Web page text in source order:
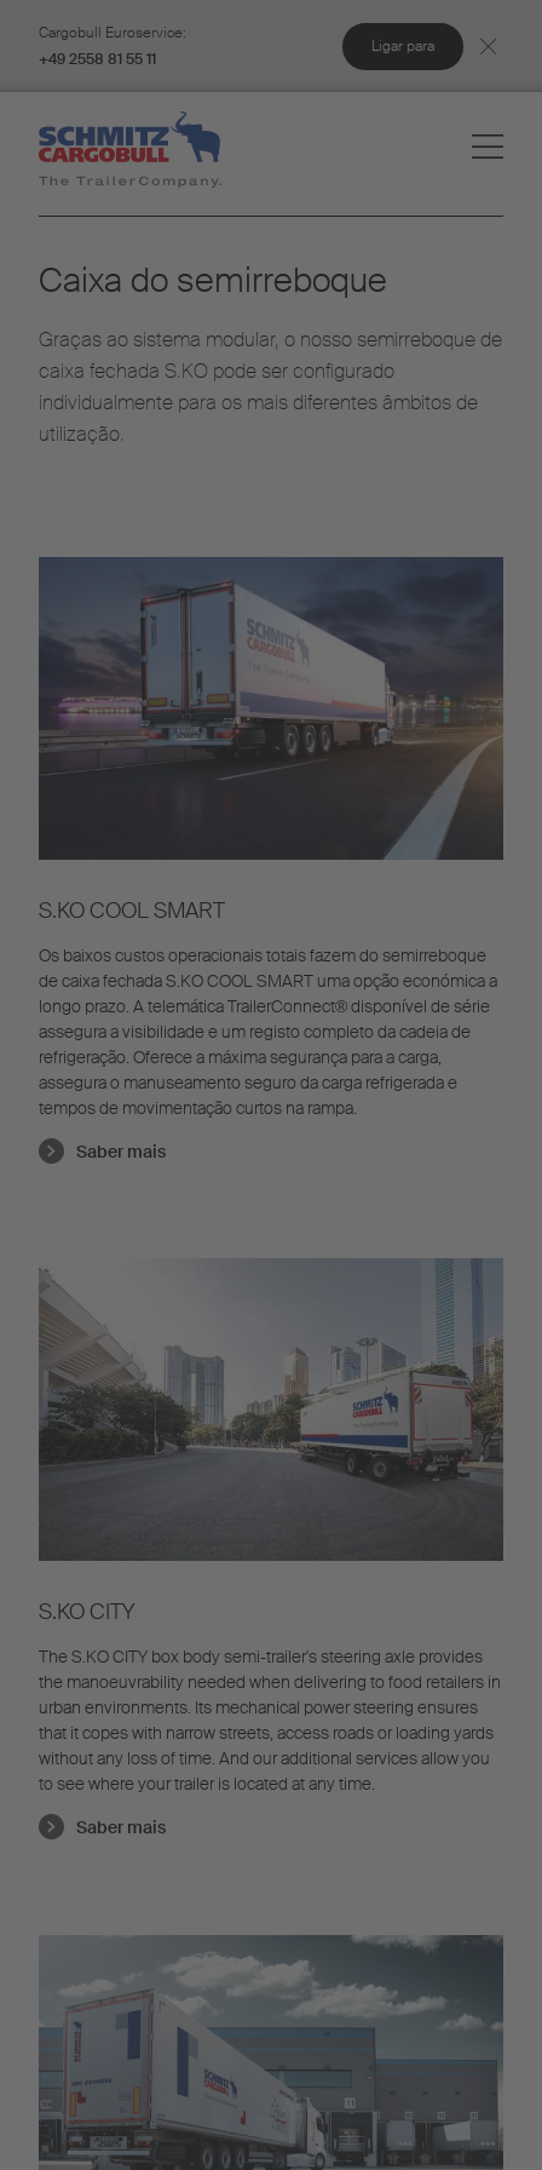
Cargobull Euroservice:
+49 2558 81 55 11
Ligar para
Caixa do semirreboque
Graças ao sistema modular, o nosso semirreboque de
caixa fechada S.KO pode ser configurado
individualmente para os mais diferentes âmbitos de
utilização.
S.KO COOL SMART
Os baixos custos operacionais totais fazem do semirreboque
de caixa fechada S.KO COOL SMART uma opção económica a
longo prazo. A telemática TrailerConnect® disponível de série
assegura a visibilidade e um registo completo da cadeia de
refrigeração. Oferece a máxima segurança para a carga,
assegura o manuseamento seguro da carga refrigerada e
tempos de movimentação curtos na rampa.
Saber mais
S.KO CITY
The S.KO CITY box body semi-trailer's steering axle provides
the manoeuvrability needed when delivering to food retailers in
urban environments. Its mechanical power steering ensures
that it copes with narrow streets, access roads or loading yards
without any loss of time. And our additional services allow you
to see where your trailer is located at any time.
Saber mais